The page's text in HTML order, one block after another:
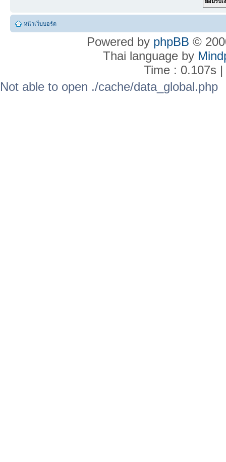
หน้าเว็บบอร์ด
Powered by phpBB ©
Thai language by
Time : 0.107s
Not able to open ./cache/data_global.php